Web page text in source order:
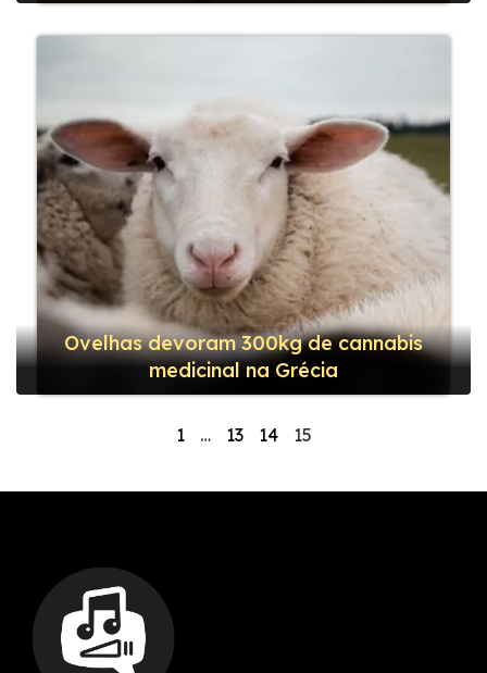
Ovelhas devoram 300kg de cannabis
medicinal na Grécia
1 … 13 14 15